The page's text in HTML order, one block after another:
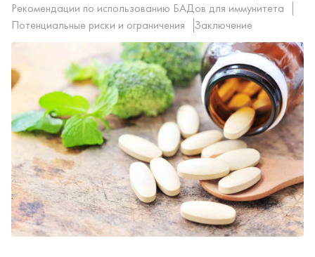
Рекомендации по использованию БАДов для иммунитета
Потенциальные риски и ограничения
Заключение